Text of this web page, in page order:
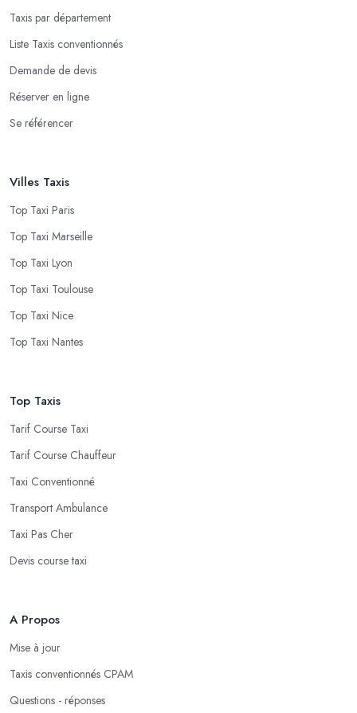
Taxis par département
Liste Taxis conventionnés
Demande de devis
Réserver en ligne
Se référencer
Villes Taxis
Top Taxi Paris
Top Taxi Marseille
Top Taxi Lyon
Top Taxi Toulouse
Top Taxi Nice
Top Taxi Nantes
Top Taxis
Tarif Course Taxi
Tarif Course Chauffeur
Taxi Conventionné
Transport Ambulance
Taxi Pas Cher
Devis course taxi
A Propos
Mise à jour
Taxis conventionnés CPAM
Questions - réponses